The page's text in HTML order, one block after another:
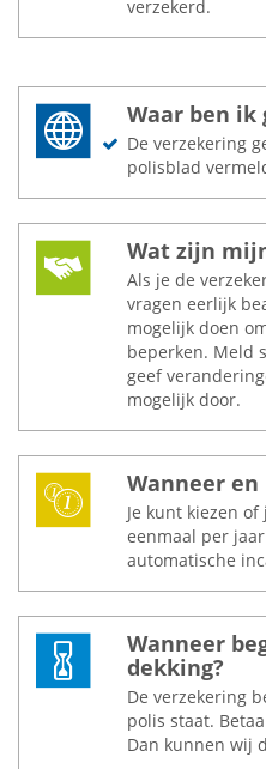
verzekerd.
Waar ben ik
De verzekering
polisblad
Wat zijn
Als je de
vragen eerlijk
mogelijk doen
beperken. Meld
geef
mogelijk door.
Wanneer
Je kunt kiezen
eenmaal per
automatische
Wanneer
dekking?
De verzekering
polis staat.
Dan kunnen wij